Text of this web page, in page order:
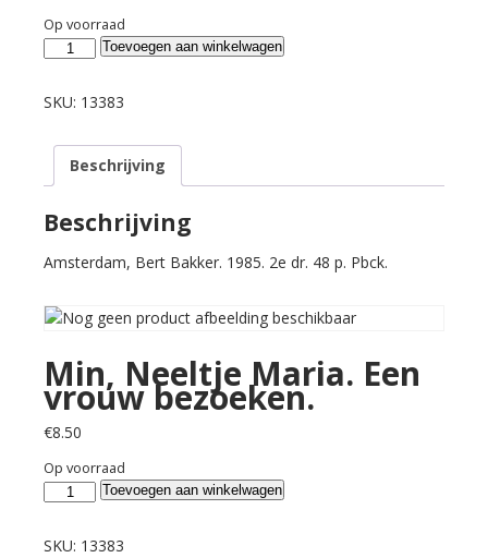
Op voorraad
Min,
Maria.
vrouw
bezoeken.
aantal
Toevoegen aan winkelwagen
SKU: 13383
Beschrijving
Beschrijving
Amsterdam, Bert Bakker. 1985. 2e dr. 48 p. Pbck.
Min, Neeltje Maria. Een
vrouw bezoeken.
€8.50
Op voorraad
Min,
Maria.
Toevoegen aan winkelwagen
SKU: 13383